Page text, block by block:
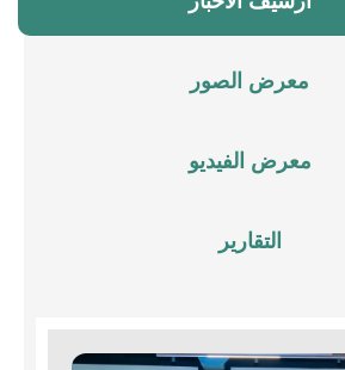
معرض الصور
معرض الفيديو
التقارير